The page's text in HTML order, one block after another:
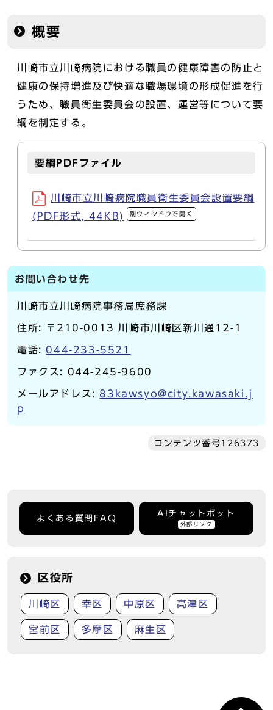
概要
川崎市立川崎病院における職員の健康障害の防止と
健康の保持増進及び快適な職場環境の形成促進を行
うため、職員衛生委員会の設置、運営等について要
綱を制定する。
要綱PDFファイル
川崎市立川崎病院職員衛生委員会設置要綱
(PDF形式, 44KB)
別ウィンドウで開く
お問い合わせ先
川崎市立川崎病院事務局庶務課
住所: 〒210-0013 川崎市川崎区新川通12-1
電話: 044-233-5521
ファクス: 044-245-9600
メールアドレス:83kawsyo@city.kawasaki.j
p
コンテンツ番号126373
よくある質問FAQ
AIチャットボット
外部リンク
区役所
川崎区 幸区 中原区 高津区
宮前区 多摩区 麻生区